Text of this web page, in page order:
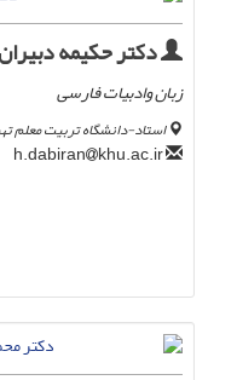
دکتر حکیمه
زبان وادبیات فارسی
استاد-دانشگاه تربیت معلم
khu.ac.ir